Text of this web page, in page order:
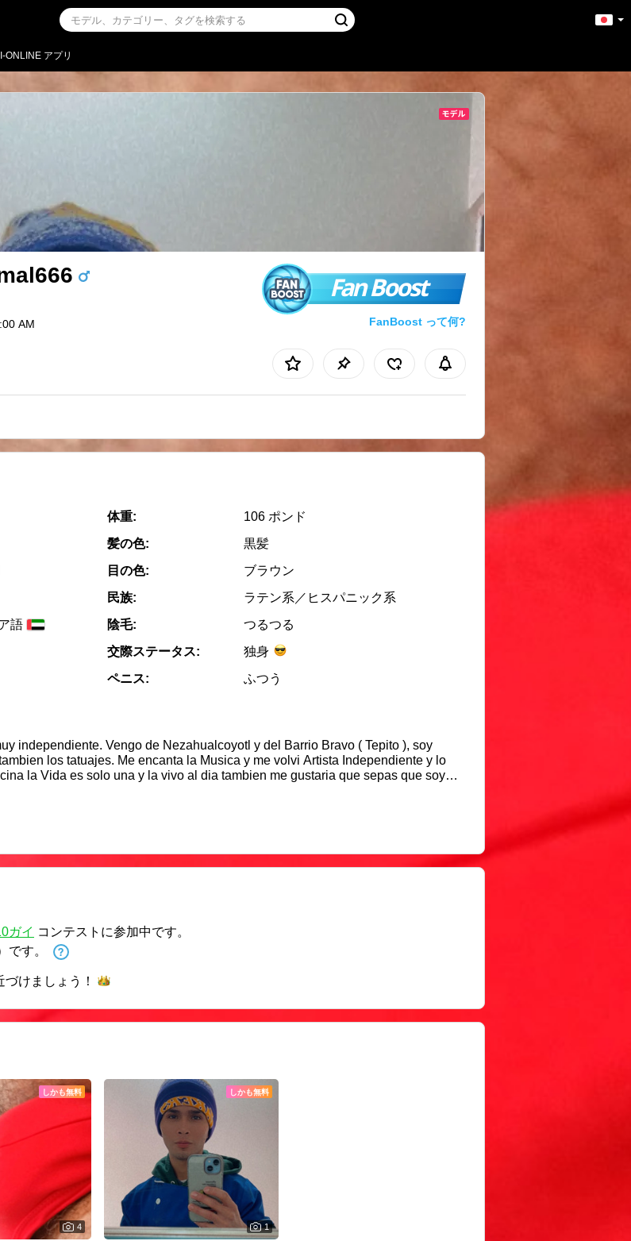
ONLINE アプリ
AM
Fan Boost
FanBoost って何?
語
体重:
106 ポンド
髪の色:
黒髪
目の色:
ブラウン
民族:
ラテン系／ヒスパニック系
陰毛:
つるつる
交際ステータス:
独身
ペニス:
ふつう
Vengo de Nezahualcoyotl y del Barrio Bravo ( Tepito ), soy
los tatuajes. Me encanta la Musica y me volvi Artista Independiente y lo
la Vida es solo una y la vivo al dia tambien me gustaria que sepas que soy
ガイ コンテストに参加中です。
です。
づけま しょう！
しかも無料
4
しかも無料
1